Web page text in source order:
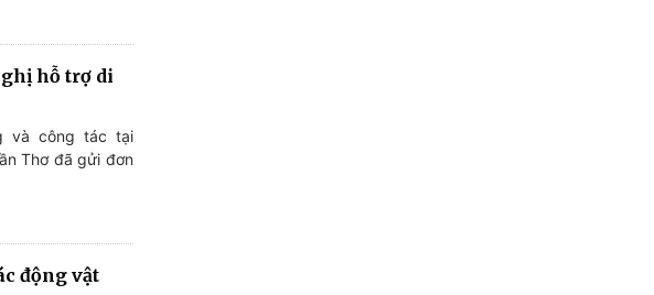
hỗ trợ di
và công tác tại
Thơ đã gửi đơn
động vật